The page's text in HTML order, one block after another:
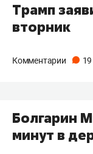
Трамп
вторник
Комментарии 19
Болгарин
минут в